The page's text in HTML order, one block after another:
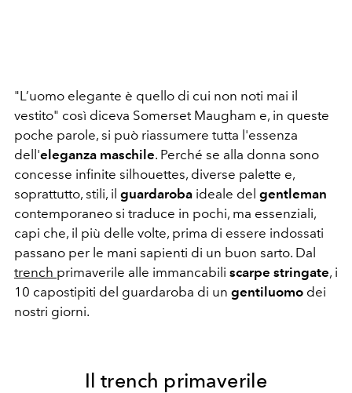
"L’uomo elegante è quello di cui non noti mai il
vestito" così diceva Somerset Maugham e, in queste
poche parole, si può riassumere tutta l'essenza
dell'eleganza maschile. Perché se alla donna sono
concesse infinite silhouettes, diverse palette e,
soprattutto, stili, il guardaroba ideale del gentleman
contemporaneo si traduce in pochi, ma essenziali,
capi che, il più delle volte, prima di essere indossati
passano per le mani sapienti di un buon sarto. Dal
trench primaverile alle immancabili scarpe stringate, i
10 capostipiti del guardaroba di un gentiluomo dei
nostri giorni.
Il trench primaverile